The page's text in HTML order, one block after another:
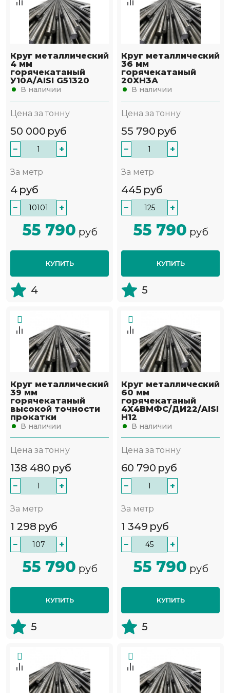
Круг металлический
4 мм
горячекатаный
У10А/AISI G51320
В наличии
Цена за тонну
50 000 руб
− +
За метр
4 руб
− +
55 790 руб
КУПИТЬ
4
Круг металлический
36 мм
горячекатаный
20ХН3А
В наличии
Цена за тонну
55 790 руб
− +
За метр
445 руб
− +
55 790 руб
КУПИТЬ
5
Круг металлический
39 мм
горячекатаный
высокой точности
прокатки
В наличии
Цена за тонну
138 480 руб
− +
За метр
1 298 руб
− +
55 790 руб
КУПИТЬ
5
Круг металлический
60 мм
горячекатаный
4Х4ВМФС/ДИ22/AISI
H12
В наличии
Цена за тонну
60 790 руб
− +
За метр
1 349 руб
− +
55 790 руб
КУПИТЬ
5